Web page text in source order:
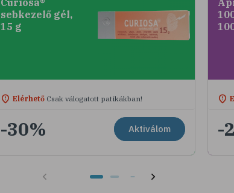
sebkezelő gél,
15 g
ElérhetőCsak válogatott patikákban!
-30% Aktiválom -